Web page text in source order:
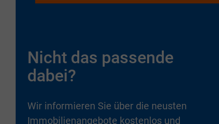
Nicht das passende
dabei?
Wir informieren Sie über die neusten
Immobilienangebote kostenlos und